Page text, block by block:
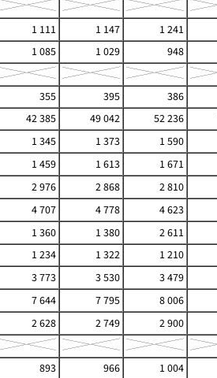
1 111 1 147 1 241
1 085 1 029 948
355 395 386
42 385 49 042 52 236
1 345 1 373 1 590
1 459 1 613 1 671
2 976 2 868 2 810
4 707 4 778 4 623
1 360 1 380 2 611
1 234 1 322 1 210
3 773 3 530 3 479
7 644 7 795 8 006
2 628 2 749 2 900
893 966 1 004